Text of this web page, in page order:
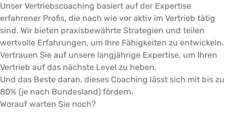
Unser Vertriebscoaching basiert auf der Expertise
erfahrener Profis, die nach wie vor aktiv im Vertrieb tätig
sind. Wir bieten praxisbewährte Strategien und teilen
wertvolle Erfahrungen, um Ihre Fähigkeiten zu entwickeln.
Vertrauen Sie auf unsere langjährige Expertise, um Ihren
Vertrieb auf das nächste Level zu heben.
Und das Beste daran, dieses Coaching lässt sich mit bis zu
80% (je nach Bundesland) fördern.
Worauf warten Sie noch?